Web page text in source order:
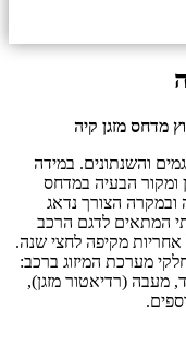
מדחס מזגן קיה
והשנתונים. במידה
ומקור הבעיה במדחס
ובמקרה הצורך נדאג
המתאים לדגם הרכב
מקיפה לחצי שנה.
מערכת המיזוג ברכב:
מעבה (רדיאטור מזגן),